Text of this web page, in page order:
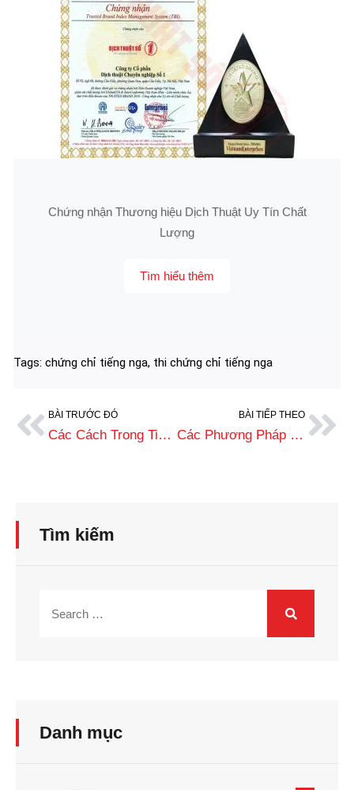
Chứng nhận Thương hiệu Dịch Thuật Uy Tín Chất
Lượng
Tìm hiểu thêm
Tags: chứng chỉ tiếng nga, thi chứng chỉ tiếng nga
BÀI TRƯỚC ĐÓ
Các Cách Trong Tiếng Nga Là Gì? Hướng Dẫn Chi Tiết Từ A–Z
BÀI TIẾP THEO
Các Phương Pháp Tự Học Tiếng Nga Hiệu Quả Cho Người Mới
Tìm kiếm
Danh mục